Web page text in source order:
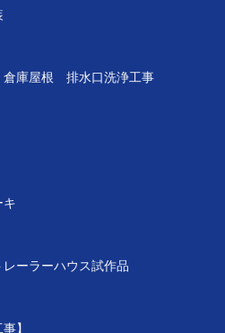
倉庫屋根 排水口洗浄工事
キ
ーラーハウス試作品
】